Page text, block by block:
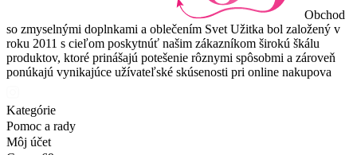
Obchod
so zmyselnými doplnkami a oblečením Svet Užitka bol založený v
roku 2011 s cieľom poskytnúť našim zákazníkom širokú škálu
produktov, ktoré prinášajú potešenie rôznymi spôsobmi a zároveň
ponúkajú vynikajúce užívateľské skúsenosti pri online nakupova
Kategórie
Pomoc a rady
Môj účet